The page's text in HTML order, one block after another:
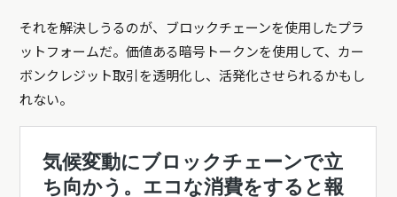
それを解決しうるのが、ブロックチェーンを使用したプラ
ットフォームだ。価値ある暗号トークンを使用して、カー
ボンクレジット取引を透明化し、活発化させられるかもし
れない。